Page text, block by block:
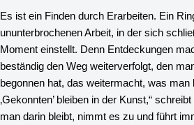
Es ist ein Finden durch Erarbeiten. Ein
ununterbrochenen Arbeit, in der sich
Moment einstellt. Denn Entdeckungen
beständig den Weg weiterverfolgt, den
begonnen hat, das weitermacht, was man
‚Gekonnten’ bleiben in der Kunst,“
man darin bleibt, nimmt es zu und führt